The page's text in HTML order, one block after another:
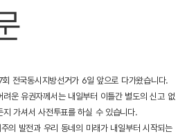
전국동시지방선거가 6일 앞으로 다가왔습니다.
려운 유권자께서는 내일부터 이틀간 별도의 신고 없
지 가셔서 사전투표를 하실 수 있습니다.
의 발전과 우리 동네의 미래가 내일부터 시작되는